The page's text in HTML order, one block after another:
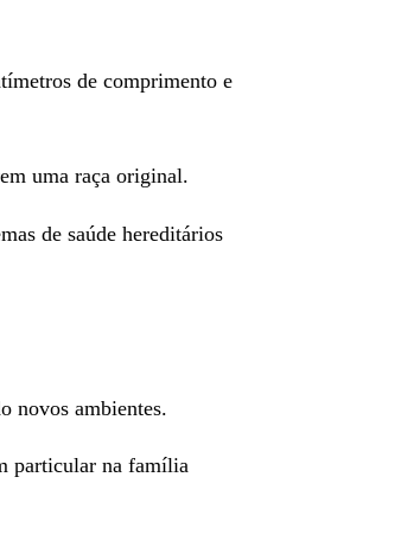
de comprimento e
uma raça original.
de saúde hereditários
novos ambientes.
particular na família